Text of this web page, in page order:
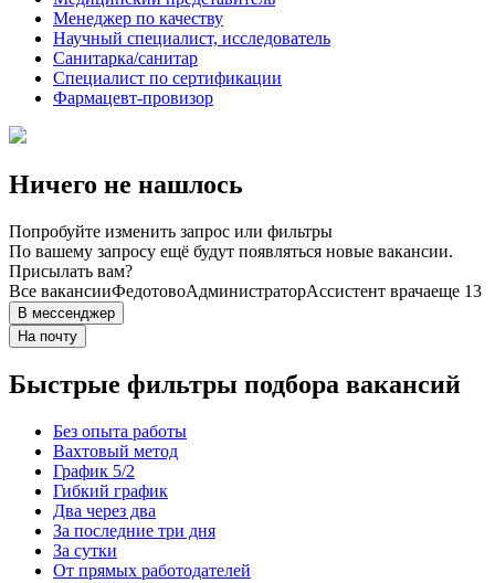
Менеджер по качеству
Научный специалист, исследователь
Санитарка/санитар
Специалист по сертификации
Фармацевт-провизор
Ничего не нашлось
Попробуйте изменить запрос или фильтры
По вашему запросу ещё будут появляться новые вакансии.
Присылать вам?
Все вакансииФедотовоАдминистраторАссистент врачаеще 13
В мессенджер
На почту
Быстрые фильтры подбора вакансий
Без опыта работы
Вахтовый метод
График 5/2
Гибкий график
Два через два
За последние три дня
За сутки
От прямых работодателей